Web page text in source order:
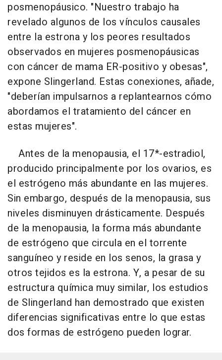
posmenopáusico. "Nuestro trabajo ha
revelado algunos de los vínculos causales
entre la estrona y los peores resultados
observados en mujeres posmenopáusicas
con cáncer de mama ER-positivo y obesas",
expone Slingerland. Estas conexiones, añade,
"deberían impulsarnos a replantearnos cómo
abordamos el tratamiento del cáncer en
estas mujeres".
Antes de la menopausia, el 17*-estradiol,
producido principalmente por los ovarios, es
el estrógeno más abundante en las mujeres.
Sin embargo, después de la menopausia, sus
niveles disminuyen drásticamente. Después
de la menopausia, la forma más abundante
de estrógeno que circula en el torrente
sanguíneo y reside en los senos, la grasa y
otros tejidos es la estrona. Y, a pesar de su
estructura química muy similar, los estudios
de Slingerland han demostrado que existen
diferencias significativas entre lo que estas
dos formas de estrógeno pueden lograr.